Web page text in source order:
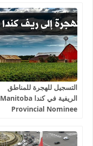
التسجيل للهجرة للمناطق
الريفية في كندا Manitoba
Provincial Nominee